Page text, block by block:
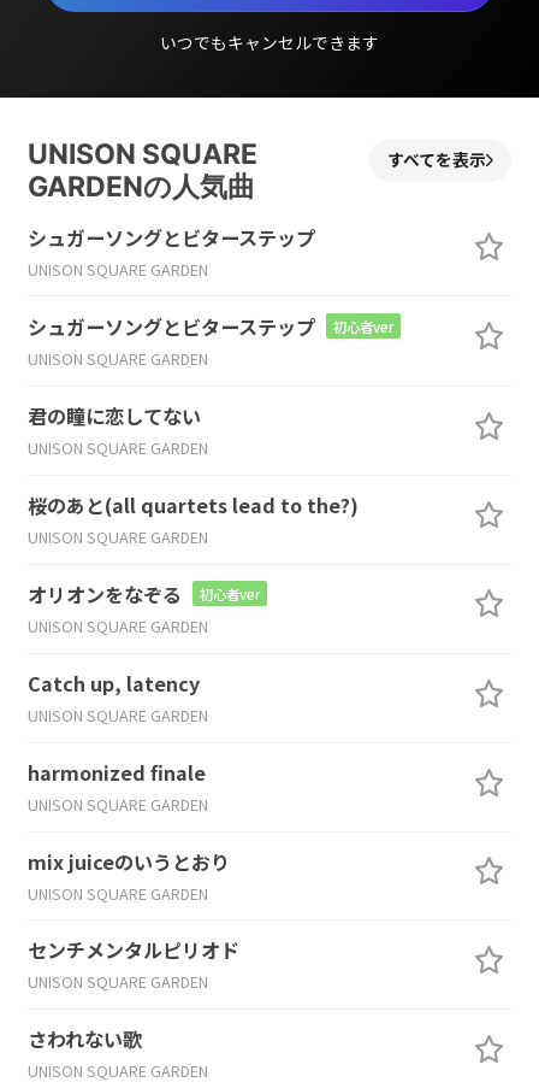
いつでもキャンセルできます
UNISON SQUARE
GARDENの人気曲
すべてを表示
シュガーソングとビターステップ
UNISON SQUARE GARDEN
シュガーソングとビターステップ 初心者ver
UNISON SQUARE GARDEN
君の瞳に恋してない
UNISON SQUARE GARDEN
桜のあと(all quartets lead to the?)
UNISON SQUARE GARDEN
オリオンをなぞる 初心者ver
UNISON SQUARE GARDEN
Catch up, latency
UNISON SQUARE GARDEN
harmonized finale
UNISON SQUARE GARDEN
mix juiceのいうとおり
UNISON SQUARE GARDEN
センチメンタルピリオド
UNISON SQUARE GARDEN
さわれない歌
UNISON SQUARE GARDEN